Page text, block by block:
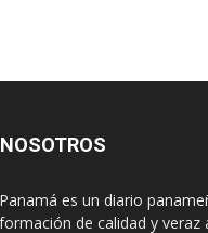
es un diario
de calidad y veraz